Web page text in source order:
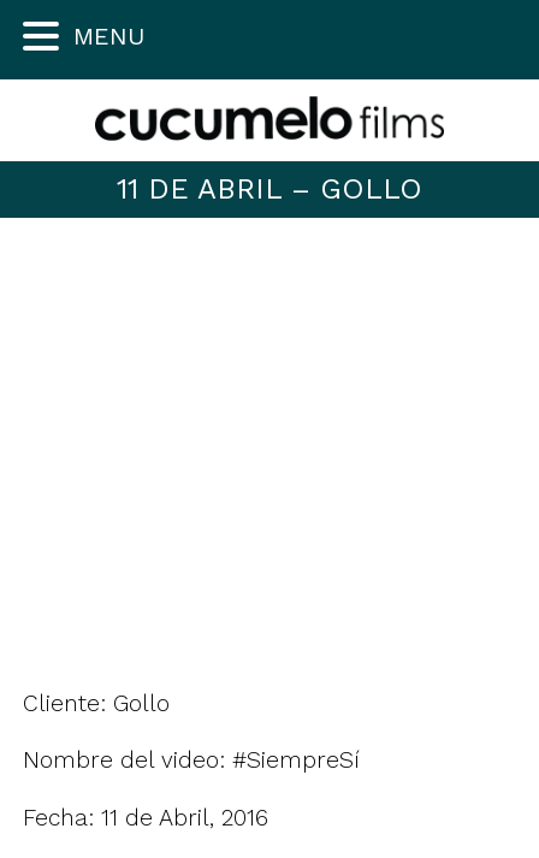
11 DE ABRIL – GOLLO
Cliente: Gollo
Nombre del video: #SiempreSí
Fecha: 11 de Abril, 2016
MENU